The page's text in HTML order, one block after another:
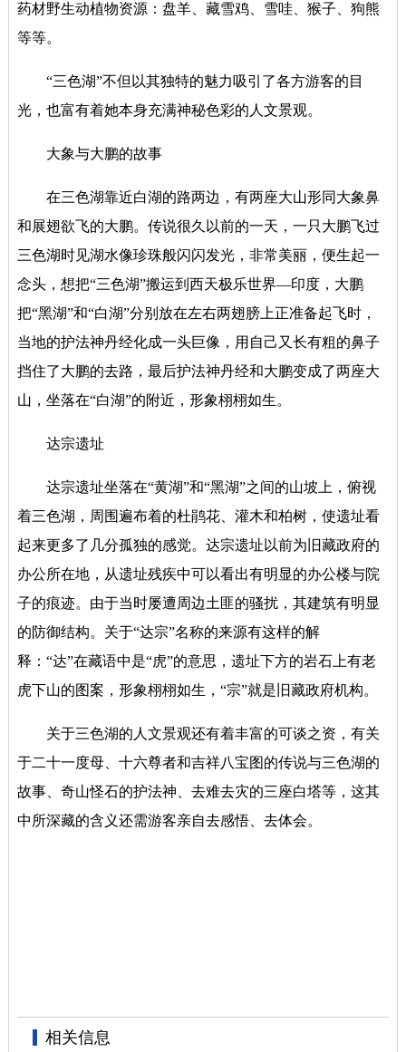
药材野生动植物资源：盘羊、藏雪鸡、雪哇、猴子、狗熊
等等。
“三色湖”不但以其独特的魅力吸引了各方游客的目
光，也富有着她本身充满神秘色彩的人文景观。
大象与大鹏的故事
在三色湖靠近白湖的路两边，有两座大山形同大象鼻
和展翅欲飞的大鹏。传说很久以前的一天，一只大鹏飞过
三色湖时见湖水像珍珠般闪闪发光，非常美丽，便生起一
念头，想把“三色湖”搬运到西天极乐世界—印度，大鹏
把“黑湖”和“白湖”分别放在左右两翅膀上正准备起飞时，
当地的护法神丹经化成一头巨像，用自己又长有粗的鼻子
挡住了大鹏的去路，最后护法神丹经和大鹏变成了两座大
山，坐落在“白湖”的附近，形象栩栩如生。
达宗遗址
达宗遗址坐落在“黄湖”和“黑湖”之间的山坡上，俯视
着三色湖，周围遍布着的杜鹃花、灌木和柏树，使遗址看
起来更多了几分孤独的感觉。达宗遗址以前为旧藏政府的
办公所在地，从遗址残疾中可以看出有明显的办公楼与院
子的痕迹。由于当时屡遭周边土匪的骚扰，其建筑有明显
的防御结构。关于“达宗”名称的来源有这样的解
释：“达”在藏语中是“虎”的意思，遗址下方的岩石上有老
虎下山的图案，形象栩栩如生，“宗”就是旧藏政府机构。
关于三色湖的人文景观还有着丰富的可谈之资，有关
于二十一度母、十六尊者和吉祥八宝图的传说与三色湖的
故事、奇山怪石的护法神、去难去灾的三座白塔等，这其
中所深藏的含义还需游客亲自去感悟、去体会。
相关信息